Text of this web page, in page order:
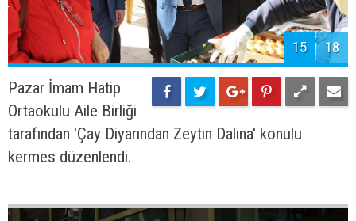
15 18
Pazar İmam Hatip
Ortaokulu Aile Birliği
tarafından 'Çay Diyarından Zeytin Dalına' konulu
kermes düzenlendi.